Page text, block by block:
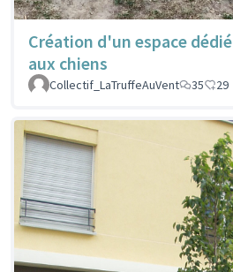
Création d'un espace dédié
aux chiens
Collectif_LaTruffeAuVent
35 29